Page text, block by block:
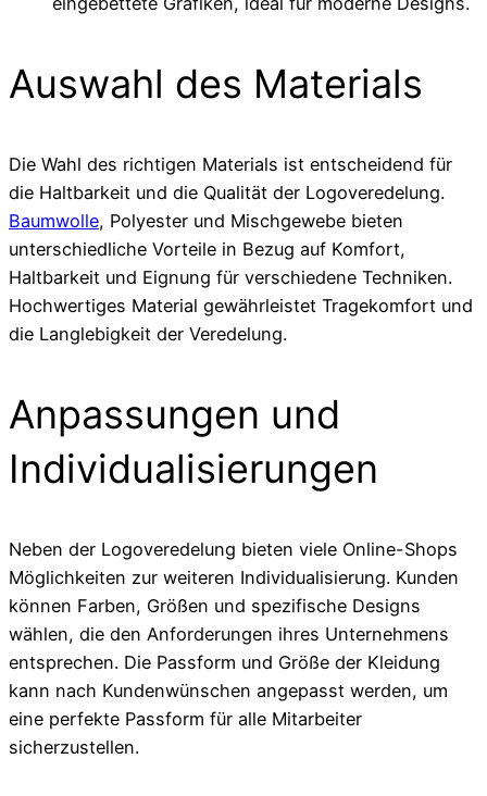
Auswahl des Materials
Die Wahl des richtigen Materials ist entscheidend für
die Haltbarkeit und die Qualität der Logoveredelung.
Baumwolle, Polyester und Mischgewebe bieten
unterschiedliche Vorteile in Bezug auf Komfort,
Haltbarkeit und Eignung für verschiedene Techniken.
Hochwertiges Material gewährleistet Tragekomfort und
die Langlebigkeit der Veredelung.
Anpassungen und
Individualisierungen
Neben der Logoveredelung bieten viele Online-Shops
Möglichkeiten zur weiteren Individualisierung. Kunden
können Farben, Größen und spezifische Designs
wählen, die den Anforderungen ihres Unternehmens
entsprechen. Die Passform und Größe der Kleidung
kann nach Kundenwünschen angepasst werden, um
eine perfekte Passform für alle Mitarbeiter
sicherzustellen.